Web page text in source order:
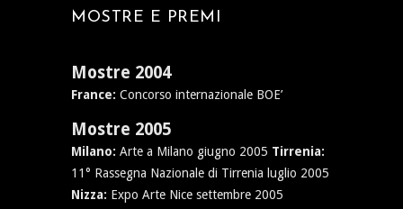
MOSTRE E PREMI
Mostre 2004
France: Concorso internazionale BOE’
Mostre 2005
Milano: Arte a Milano giugno 2005 Tirrenia:
11° Rassegna Nazionale di Tirrenia luglio 2005
Nizza: Expo Arte Nice settembre 2005